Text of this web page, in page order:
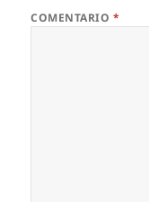
COMENTARIO *